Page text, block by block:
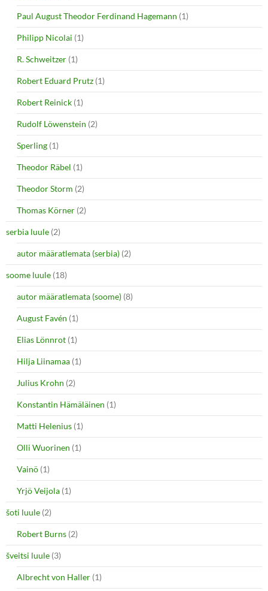
Paul August Theodor Ferdinand Hagemann (1)
Philipp Nicolai (1)
R. Schweitzer (1)
Robert Eduard Prutz (1)
Robert Reinick (1)
Rudolf Löwenstein (2)
Sperling (1)
Theodor Räbel (1)
Theodor Storm (2)
Thomas Körner (2)
serbia luule (2)
autor määratlemata (serbia) (2)
soome luule (18)
autor määratlemata (soome) (8)
August Favén (1)
Elias Lönnrot (1)
Hilja Liinamaa (1)
Julius Krohn (2)
Konstantin Hämäläinen (1)
Matti Helenius (1)
Olli Wuorinen (1)
Vainö (1)
Yrjö Veijola (1)
šoti luule (2)
Robert Burns (2)
šveitsi luule (3)
Albrecht von Haller (1)